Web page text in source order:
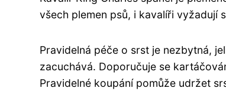
všech plemen psů, i kavalíři vyžadují
Pravidelná péče o srst je nezbytná,
zacuchává. Doporučuje se
Pravidelné koupání pomůže udržet